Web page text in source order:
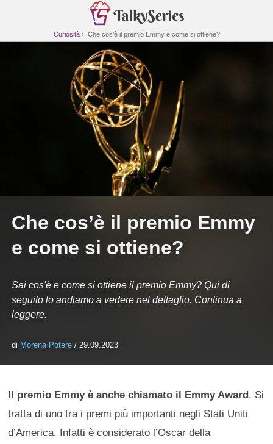
Curiosità Che cos’è il premio Emmy e come si ottiene?
Che cos’è il premio Emmy
e come si ottiene?
Sai cos'è e come si ottiene il premio Emmy? Qui di
seguito lo andiamo a vedere nel dettaglio. Continua a
leggere.
di Morena Potere / 29.09.2023
Il premio Emmy è anche chiamato il Emmy Award. Si
tratta di uno tra i premi più importanti negli Stati Uniti
d’America. Infatti è considerato l’Oscar della